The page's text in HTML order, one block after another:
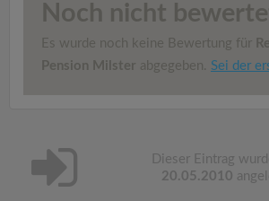
Noch nicht
Es wurde noch keine Bewertung für
Pension Milster abgegeben. Sei der
Dieser Eintrag
20.05.2010